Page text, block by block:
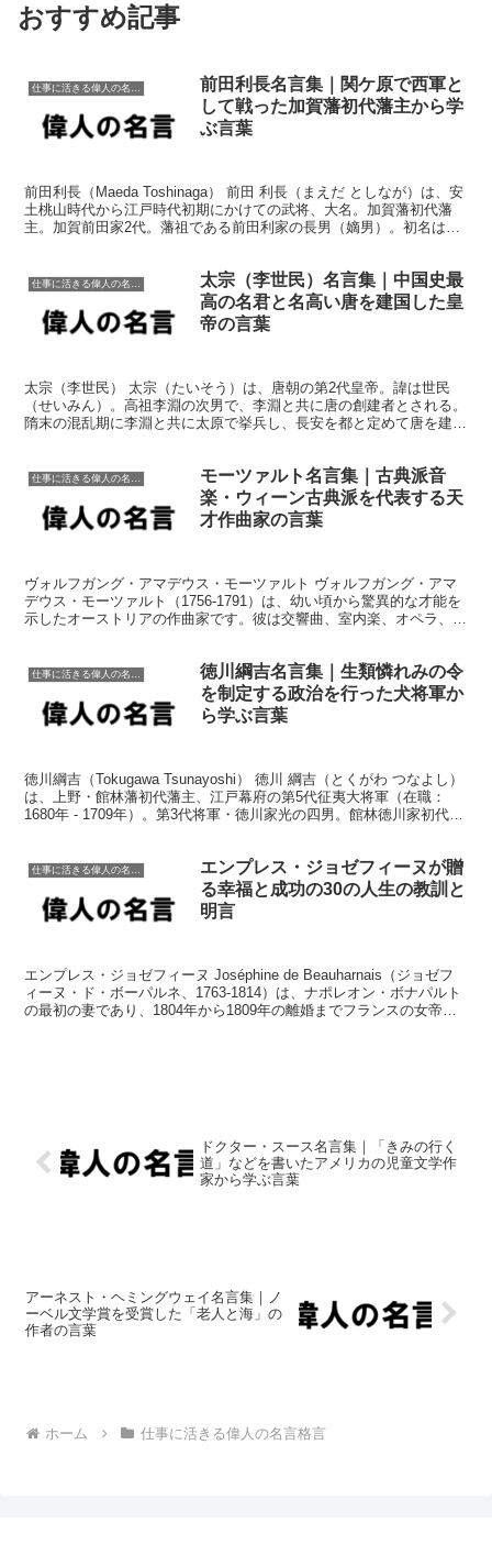
おすすめ記事
前田利長名言集｜関ケ原で西軍と
して戦った加賀藩初代藩主から学
ぶ言葉
前田利長（Maeda Toshinaga） 前田 利長（まえだ としなが）は、安
土桃山時代から江戸時代初期にかけての武将、大名。加賀藩初代藩
主。加賀前田家2代。藩祖である前田利家の長男（嫡男）。初名は利
太宗（李世民）名言集｜中国史最
高の名君と名高い唐を建国した皇
帝の言葉
太宗（李世民） 太宗（たいそう）は、唐朝の第2代皇帝。諱は世民
（せいみん）。高祖李淵の次男で、李淵と共に唐の創建者とされる。
隋末の混乱期に李淵と共に太原で挙兵し、長安を都と定めて唐を建国
仕事に活きる偉人の名言格言
モーツァルト名言集｜古典派音
楽・ウィーン古典派を代表する天
才作曲家の言葉
ヴォルフガング・アマデウス・モーツァルト ヴォルフガング・アマ
デウス・モーツァルト（1756-1791）は、幼い頃から驚異的な才能を
示したオーストリアの作曲家です。彼は交響曲、室内楽、オペラ、合
仕事に活きる偉人の名言格言
徳川綱吉名言集｜生類憐れみの令
を制定する政治を行った犬将軍か
ら学ぶ言葉
徳川綱吉（Tokugawa Tsunayoshi） 徳川 綱吉（とくがわ つなよし）
は、上野・館林藩初代藩主、江戸幕府の第5代征夷大将軍（在職：
1680年 - 1709年）。第3代将軍・徳川家光の四男。館林徳川家初代。
仕事に活きる偉人の名言格言
エンプレス・ジョゼフィーヌが贈
る幸福と成功の30の人生の教訓と
明言
エンプレス・ジョゼフィーヌ Joséphine de Beauharnais（ジョゼフ
ィーヌ・ド・ボーパルネ、1763-1814）は、ナポレオン・ボナパルト
の最初の妻であり、1804年から1809年の離婚までフランスの女帝で
ドクター・スース名言集｜「きみの行く
道」などを書いたアメリカの児童文学作
家から学ぶ言葉
アーネスト・ヘミングウェイ名言集｜ノ
ーベル文学賞を受賞した「老人と海」の
作者の言葉
ホーム 仕事に活きる偉人の名言格言